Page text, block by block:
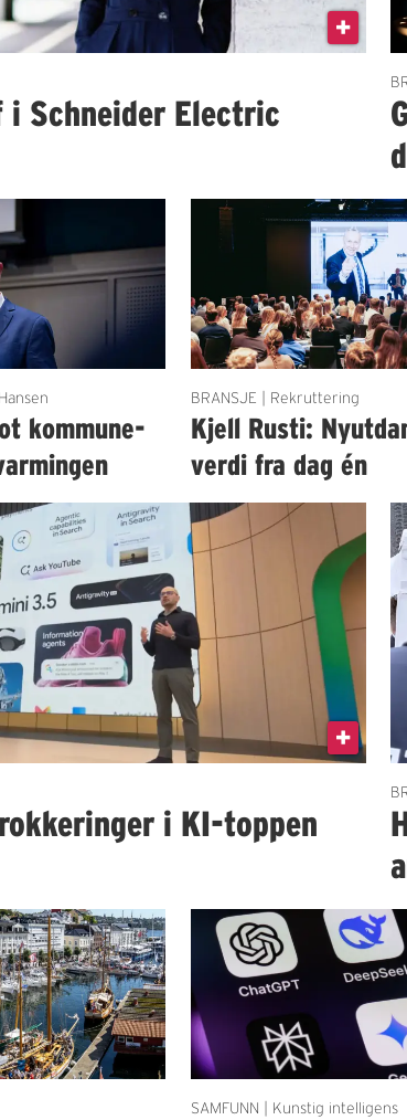
Schneider Electric
kommune-
BRANSJE | Rekruttering
Kjell Rusti:
verdi fra dag én
i KI-toppen
SAMFUNN | Kunstig intelligens